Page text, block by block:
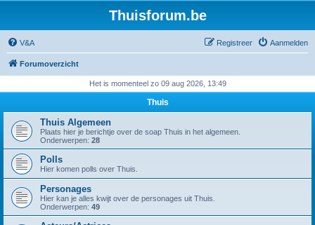
Thuisforum.be
V&A Aanmelden
Registreer
Forumoverzicht
Het is momenteel zo 09 aug 2026, 13:49
Thuis
Thuis Algemeen
Plaats hier je berichtje over de soap Thuis in het algemeen.
Onderwerpen: 28
Polls
Hier komen polls over Thuis.
Personages
Hier kan je alles kwijt over de personages uit Thuis.
Onderwerpen: 49